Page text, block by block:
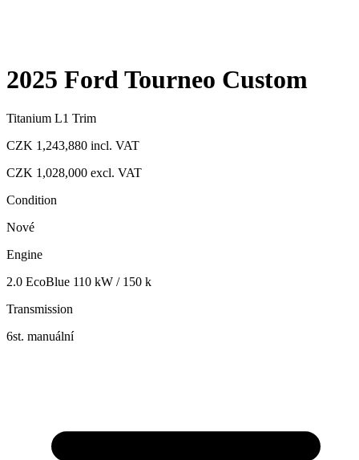
2025 Ford Tourneo Custom
Titanium L1 Trim
CZK 1,243,880 incl. VAT
CZK 1,028,000 excl. VAT
Condition
Nové
Engine
2.0 EcoBlue 110 kW / 150 k
Transmission
6st. manuální